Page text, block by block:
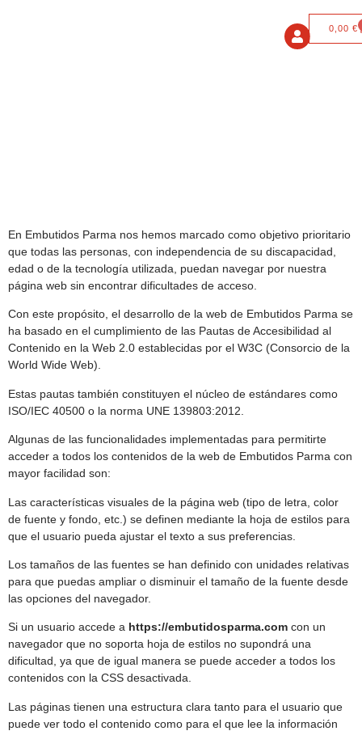
0,00€
En Embutidos Parma nos hemos marcado como objetivo prioritario
que todas las personas, con independencia de su discapacidad,
edad o de la tecnología utilizada, puedan navegar por nuestra
página web sin encontrar dificultades de acceso.
Con este propósito, el desarrollo de la web de Embutidos Parma se
ha basado en el cumplimiento de las Pautas de Accesibilidad al
Contenido en la Web 2.0 establecidas por el W3C (Consorcio de la
World Wide Web).
Estas pautas también constituyen el núcleo de estándares como
ISO/IEC 40500 o la norma UNE 139803:2012.
Algunas de las funcionalidades implementadas para permitirte
acceder a todos los contenidos de la web de Embutidos Parma con
mayor facilidad son:
Las características visuales de la página web (tipo de letra, color
de fuente y fondo, etc.) se definen mediante la hoja de estilos para
que el usuario pueda ajustar el texto a sus preferencias.
Los tamaños de las fuentes se han definido con unidades relativas
para que puedas ampliar o disminuir el tamaño de la fuente desde
las opciones del navegador.
Si un usuario accede a https://embutidosparma.com con un
navegador que no soporta hoja de estilos no supondrá una
dificultad, ya que de igual manera se puede acceder a todos los
contenidos con la CSS desactivada.
Las páginas tienen una estructura clara tanto para el usuario que
puede ver todo el contenido como para el que lee la información